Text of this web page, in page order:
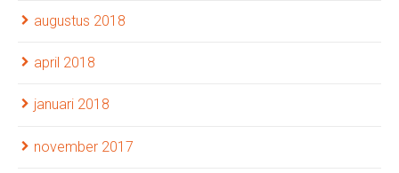
augustus 2018
april 2018
januari 2018
november 2017